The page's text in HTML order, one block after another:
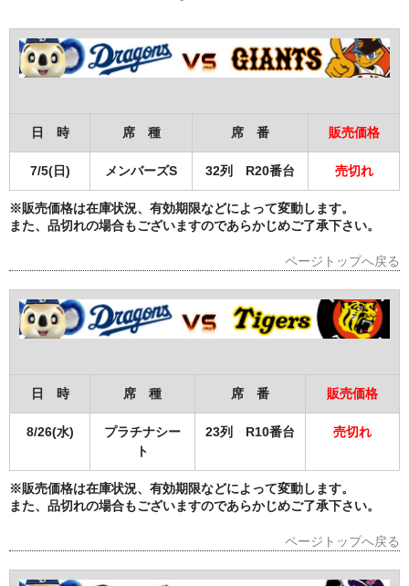
日 時 席 種 席 番 販売価格
7/5(日) メンバーズS 32列 R20番台 売切れ
※販売価格は在庫状況、有効期限などによって変動します。
また、品切れの場合もございますのであらかじめご了承下さい。
ページトップへ戻る
日 時 席 種 席 番 販売価格
8/26(水)
プラチナシー
ト
23列 R10番台 売切れ
※販売価格は在庫状況、有効期限などによって変動します。
また、品切れの場合もございますのであらかじめご了承下さい。
ページトップへ戻る